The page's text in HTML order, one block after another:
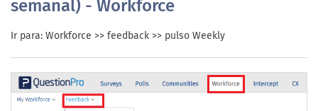
semanal) - Workforce
Ir para: Workforce >> feedback >> pulso Weekly